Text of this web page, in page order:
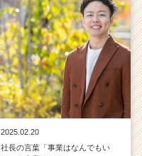
2025.02.20
社長の言葉「事業はなんでもい